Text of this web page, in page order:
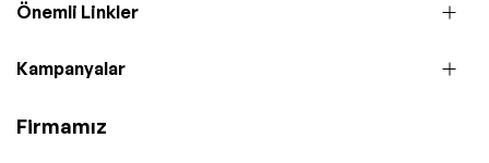
Önemli Linkler
Kampanyalar
Firmamız